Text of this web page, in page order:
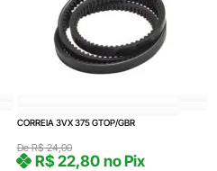
CORREIA 3VX 375 GTOP/GBR
DeR$24,00
R$22,80 no Pix